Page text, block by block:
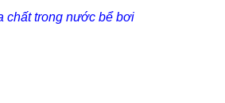
chất trong nước bể bơi